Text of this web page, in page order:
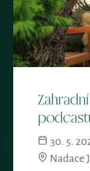
30. 5.
Nadace